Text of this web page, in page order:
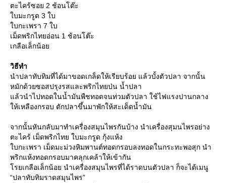
ตะไคร้ซอย 2 ช้อนโต๊ะ
บมะกรูด 3 ใบ
บกะเพรา 7 ใบ
เม็ดพริกไทยอ่อน 1 ช้อนโต๊ะ
เกลือเล็กน้อ
วิธีทำ
นำปลาทับทิมที่ได้มาขอดเกล็ดให้เรียบร้อย แล้วบั้งตัวปลา จากนั้น
หมักด้วยซอสปรุงรสและพริกไทยป่น น้ำปลา
ล้วนำไปทอดในน้ำมันพืชทอดจนท่วมตัวปลา ใช้ไฟแรงปานกลาง
ห้เหลืองกรอบ ตักปลาขึ้นมาพักให้สะเด็ดน้ำมัน
จากนั้นหันกลับมาทำเครื่องสมุนไพรกันบ้าง นำเครื่องสุมนไพรอย่าง
ตะไคร้ เม็ดพริกไทย ใบมะกรูด กุ้งแห้ง
บกะเพรา เม็ดมะม่วงหิมพานต์ทอดกรอบลงทอดในกระทะพอสุก นำ
พริกแห้งทอดกรอบมาคลุกเคล้าให้เข้ากัน
รยเกลือเล็กน้อย นำเครื่องสมุนไพรที่ได้ราดบนตัวปลา ก็จะได้เมนู
“ปลาทับทิมราดสมุนไพร”